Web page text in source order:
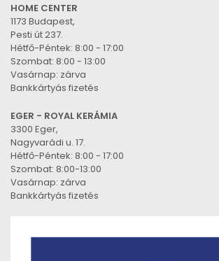
HOME CENTER
1173 Budapest,
Pesti út 237.
Hétfő-Péntek: 8:00 - 17:00
Szombat: 8:00 - 13:00
Vasárnap: zárva
Bankkártyás fizetés
EGER - ROYAL KERÁMIA
3300 Eger,
Nagyvarádi u. 17.
Hétfő-Péntek: 8:00 - 17:00
Szombat: 8:00-13:00
Vasárnap: zárva
Bankkártyás fizetés